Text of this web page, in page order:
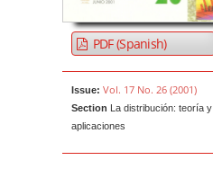
PDF (Spanish)
Issue: Vol. 17 No. 26 (2001)
Section La distribución: teoría y
aplicaciones